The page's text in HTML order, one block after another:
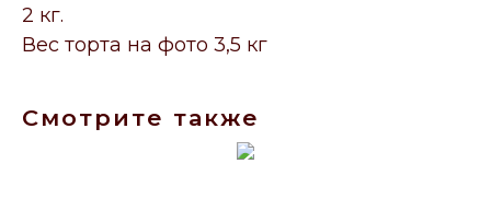
2 кг.
Вес торта на фото 3,5 кг
Смотрите также